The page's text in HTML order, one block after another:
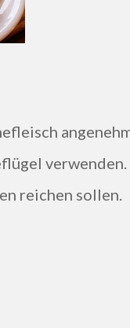
verwenden.
reichen sollen.